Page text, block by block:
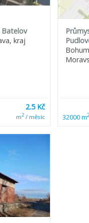
kraj
2.5 Kč
m2/ měsíc 32000 m2